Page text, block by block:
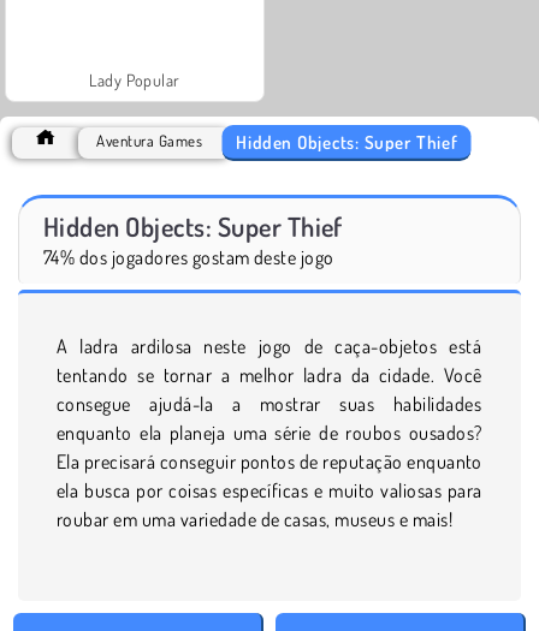
Lady Popular
Aventura Games Hidden Objects: Super Thief
Hidden Objects: Super Thief
74% dos jogadores gostam deste jogo
A ladra ardilosa neste jogo de caça-objetos está
tentando se tornar a melhor ladra da cidade. Você
consegue ajudá-la a mostrar suas habilidades
enquanto ela planeja uma série de roubos ousados?
Ela precisará conseguir pontos de reputação enquanto
ela busca por coisas específicas e muito valiosas para
roubar em uma variedade de casas, museus e mais!